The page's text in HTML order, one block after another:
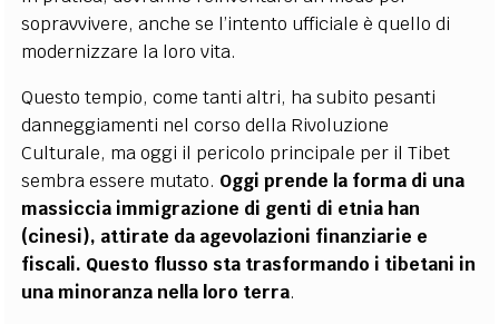
sopravvivere, anche se l’intento ufficiale è quello di
modernizzare la loro vita.
Questo tempio, come tanti altri, ha subito pesanti
danneggiamenti nel corso della Rivoluzione
Culturale, ma oggi il pericolo principale per il Tibet
sembra essere mutato. Oggi prende la forma di una
massiccia immigrazione di genti di etnia han
(cinesi), attirate da agevolazioni finanziarie e
fiscali. Questo flusso sta trasformando i tibetani in
una minoranza nella loro terra.